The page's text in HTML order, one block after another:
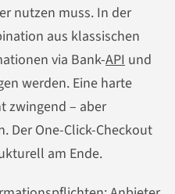
nutzen muss. In der
aus klassischen
via Bank-API und
werden. Eine harte
zwingend – aber
Der One-Click-Checkout
am Ende.